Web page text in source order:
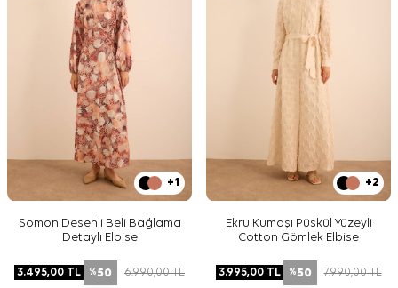
+1
Somon Desenli Beli Bağlama
Detaylı Elbise
3.495,00 TL %50 6.990,00TL
+2
Ekru Kumaşı Püskül Yüzeyli
Cotton Gömlek Elbise
3.995,00TL %50 7.990,00TL